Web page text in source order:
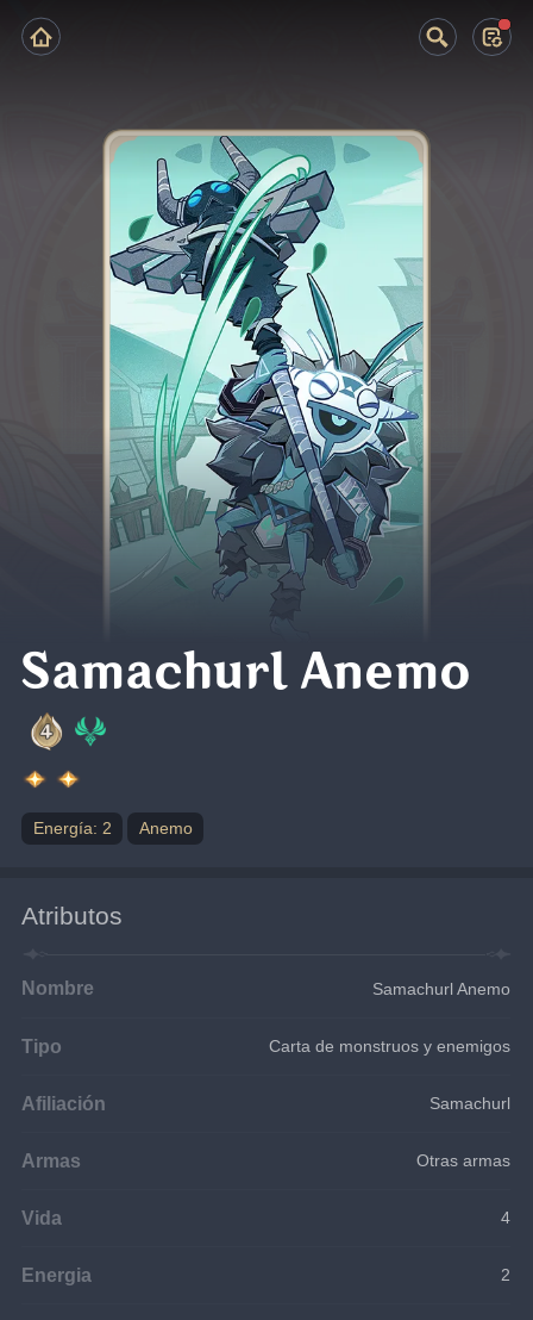
Samachurl Anemo
Energía: 2 Anemo
Atributos
Nombre Samachurl Anemo
Tipo Carta de monstruos y enemigos
Afiliación Samachurl
Armas Otras armas
Vida 4
Energia 2